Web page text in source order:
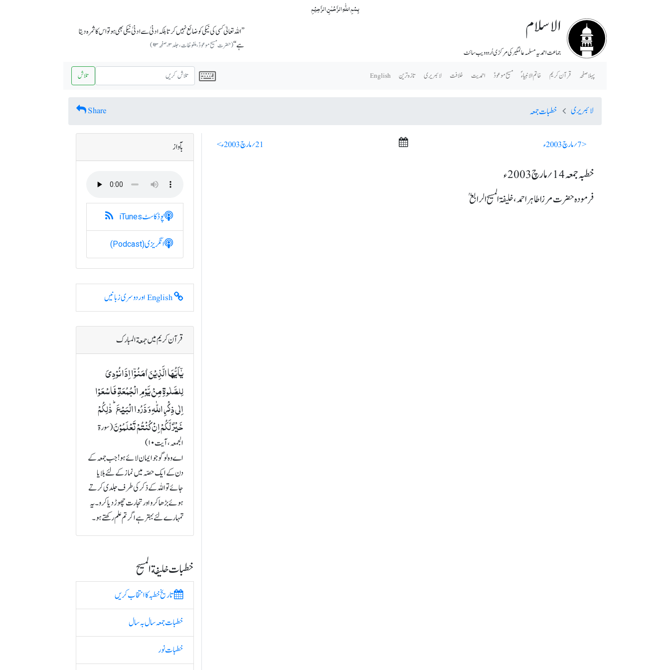
بِسۡمِ اللّٰہِ الرَّحۡمٰنِ الرَّحِیۡمِ
الاسلام
جماعت احمدیہ مسلمہ عالمگیر کی مرکزی اُردو ویب سائٹ
’’اللہ تعالیٰ کسی کی نیکی کو ضائع نہیں کرتا بلکہ ادنیٰ سے ادنیٰ نیکی بھی ہو تو اس کا ثمرہ دیتا
ہے‘‘(حضرت مسیح موعودؑ،ملفوظات ، جلد ۳، صفحہ ۹۳)
پہلا صفحہ قرآن کریم خاتم الانبیاء ؐ مسیح موعودؑ احمدیت خلافت لائبریری تازہ ترین English تلاش
لائبریری خطبات جمعہ Share
< 7؍ مارچ 2003ء 21؍ مارچ 2003ء >
خطبہ جمعہ 14؍ مارچ 2003ء
فرمودہ حضرت مرزا طاہر احمد، خلیفۃ المسیح الرابعؒ
بآواز
پوڈکاسٹiTunes
انگریزی(Podcast)
English اور دوسری زبانیں
قرآن کریم میں جمعة المبارک
یٰۤاَیُّہَا الَّذِیۡنَ اٰمَنُوۡۤا اِذَا نُوۡدِیَ
لِلصَّلٰوۃِ مِنۡ یَّوۡمِ الۡجُمُعَۃِ فَاسۡعَوۡا
اِلٰی ذِکۡرِ اللّٰہِ وَ ذَرُوا الۡبَیۡعَ ؕ ذٰلِکُمۡ
خَیۡرٌ لَّکُمۡ اِنۡ کُنۡتُمۡ تَعۡلَمُوۡنَ(سورة
الجمعہ، آیت ۱۰)
اے وہ لوگو جو ایمان لائے ہو! جب جمعہ کے
دن کے ایک حصّہ میں نماز کے لئے بلایا
جائے تو اللہ کے ذکر کی طرف جلدی کرتے
ہوئے بڑھا کرو اور تجارت چھوڑ دیا کرو۔ یہ
تمہارے لئے بہتر ہے اگر تم علم رکھتے ہو۔
خطبات خلیفة المسیح
تاریخ خطبہ کا انتخاب کریں
خطبات جمعہ سال بہ سال
خطبات نور